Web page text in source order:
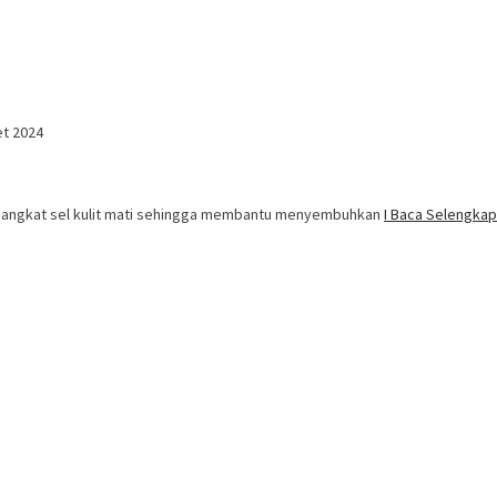
2024
sel kulit mati sehingga membantu menyembuhkan I Baca